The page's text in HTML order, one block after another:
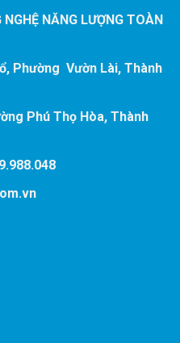
NĂNG LƯỢNG TOÀN
Phường Vườn Lài, Thành
Phú Thọ Hòa, Thành